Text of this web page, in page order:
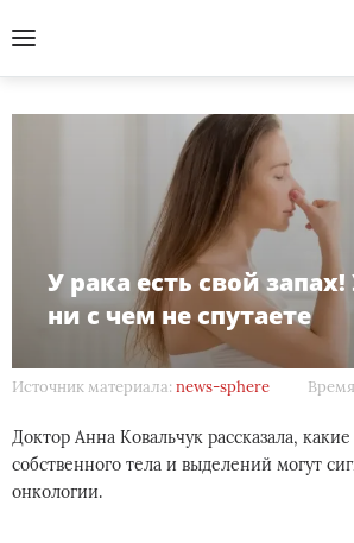
У рака есть свой запах!
ни с чем не спутаете
Источник материала: news-sphere
Доктор Анна Ковальчук рассказала, какие
собственного тела и выделений могут
онкологии.